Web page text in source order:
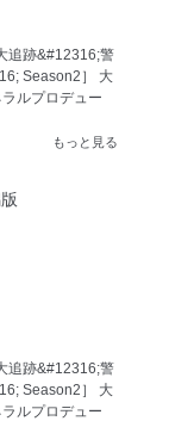
追跡&#12316;警
Season2］ 大
ルプロデュー
もっと見る
追跡&#12316;警
Season2］ 大
ルプロデュー